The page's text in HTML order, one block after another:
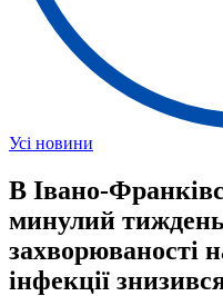
Усі новини
В Івано-
минулий
захворюваності
інфекції